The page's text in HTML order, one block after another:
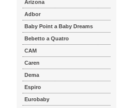
Arizona
Adbor
Baby Point a Baby Dreams
Bebetto a Quatro
CAM
Caren
Dema
Espiro
Eurobaby